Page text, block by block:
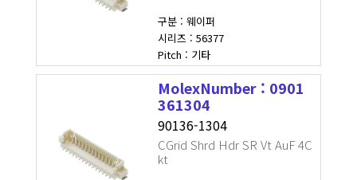
구분 : 웨이퍼
시리즈 : 56377
Pitch : 기타
MolexNumber : 0901
361304
90136-1304
CGrid Shrd Hdr SR Vt AuF 4C
kt